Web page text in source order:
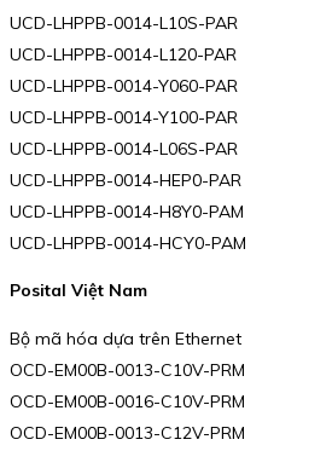
UCD-LHPPB-0014-L10S-PAR
UCD-LHPPB-0014-L120-PAR
UCD-LHPPB-0014-Y060-PAR
UCD-LHPPB-0014-Y100-PAR
UCD-LHPPB-0014-L06S-PAR
UCD-LHPPB-0014-HEP0-PAR
UCD-LHPPB-0014-H8Y0-PAM
UCD-LHPPB-0014-HCY0-PAM
Posital Việt Nam
Bộ mã hóa dựa trên Ethernet
OCD-EM00B-0013-C10V-PRM
OCD-EM00B-0016-C10V-PRM
OCD-EM00B-0013-C12V-PRM